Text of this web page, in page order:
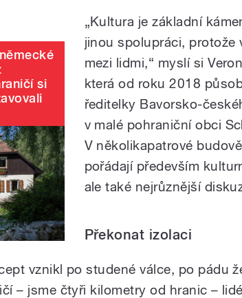
si
„Kultura je základní
jinou spolupráci, protože
mezi lidmi,“ myslí si
která od roku 2018
ředitelky Bavorsko-
v malé pohraniční obci
V několikapatrové
pořádají především
ale také nejrůznější
Překonat izolaci
vznikl po studené válce, po pádu
– jsme čtyři kilometry od hranic –